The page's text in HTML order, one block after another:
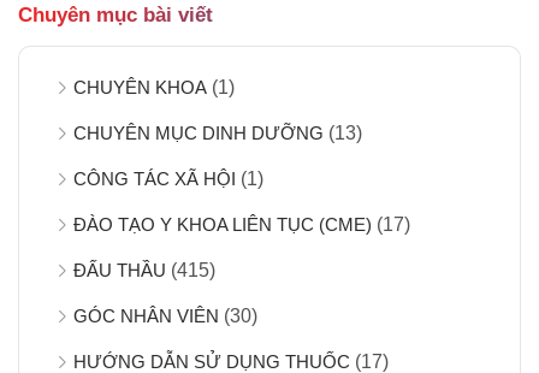
Chuyên mục bài viết
CHUYÊN KHOA (1)
CHUYÊN MỤC DINH DƯỠNG (13)
CÔNG TÁC XÃ HỘI (1)
ĐÀO TẠO Y KHOA LIÊN TỤC (CME) (17)
ĐẤU THẦU (415)
GÓC NHÂN VIÊN (30)
HƯỚNG DẪN SỬ DỤNG THUỐC (17)